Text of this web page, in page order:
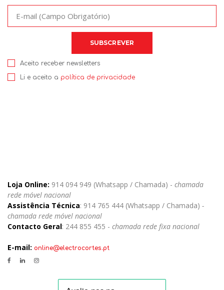
Aceito receber newsletters
Li e aceito a política de privacidade
Loja Online: 914 094 949 (Whatsapp / Chamada) - chamada
rede móvel nacional
Assistência Técnica: 914 765 444 (Whatsapp / Chamada) -
chamada rede móvel nacional
Contacto Geral: 244 855 455 - chamada rede fixa nacional
E-mail: online@electrocortes.pt